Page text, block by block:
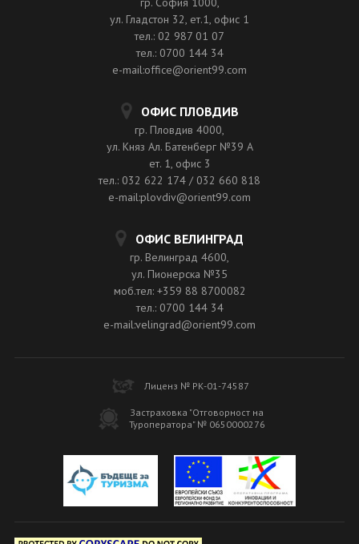
ул. Гладстон 32, ет.1, офис 1
тел.: 02 987 01 07
тел.: 0700 144 34
e-mail:office@orient99.com
ОФИС ПЛОВДИВ
гр. Пловдив 4000,
ул. Княз Ал. Батенберг №39 A
ет. 1, офис 3
тел.: 032 622 174 / 032 660 818
e-mail:plovdiv@orient99.com
ОФИС ВЕЛИНГРАД
гр. Велинград 4600,
ул. Пионерска №35
моб.тел: +359 88 8700082
тел.: 0700 144 34
e-mail:velingrad@orient99.com
Лиценз № РК-01-74587
Застраховка "Отговорност на
Туроператора" № 0650000276